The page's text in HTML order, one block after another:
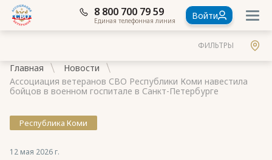
8 800 700 79 59
Единая телефонная линия Войти
ФИЛЬТРЫ
Главная
Новости
Ассоциация ветеранов СВО Республики Коми навестила
бойцов в военном госпитале в Санкт-Петербурге
Республика Коми
12 мая 2026 г.